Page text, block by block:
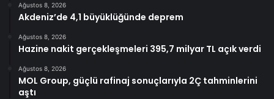
Ağustos 8, 2026
Akdeniz’de 4,1 büyüklüğünde deprem
Ağustos 8, 2026
Hazine nakit gerçekleşmeleri 395,7 milyar TL açık verdi
Ağustos 8, 2026
MOL Group, güçlü rafinaj sonuçlarıyla 2Ç tahminlerini
aştı